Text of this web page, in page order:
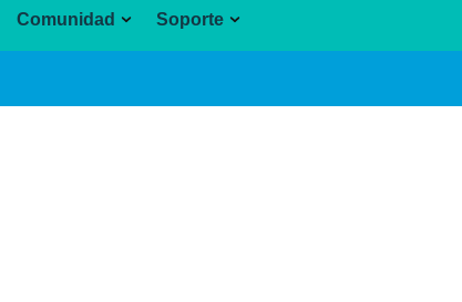
Comunidad Soporte